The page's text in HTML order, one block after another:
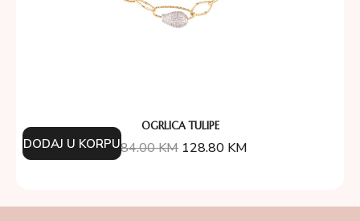
OGRLICA TULIPE
184.00KM 128.80 KM
DODAJ U KORPU